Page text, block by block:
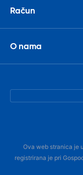
Račun
O nama
Ova web stranica je
registrirana je pri